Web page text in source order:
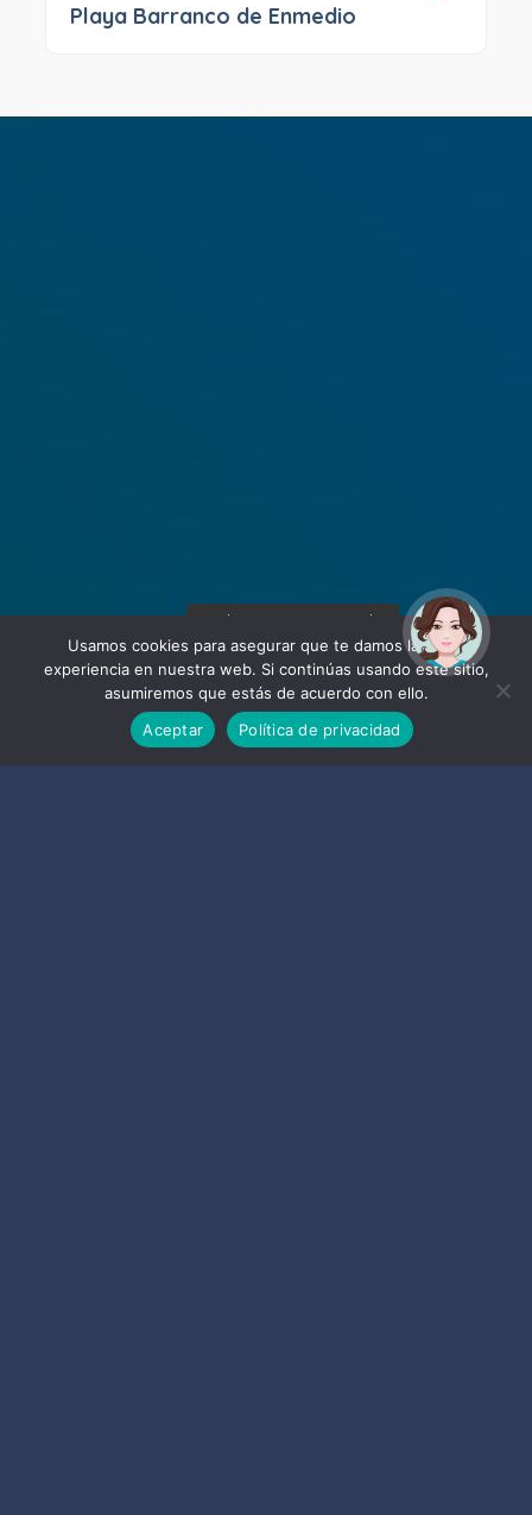
Playa Barranco de Enmedio
Usamos cookies para asegurar que te damos la mejor
experiencia en nuestra web. Si continúas usando este sitio,
asumiremos que estás de acuerdo con ello.
Aceptar
Política de privacidad
¡Hola! Soy Noy. ¿Puedo
ayudarte?